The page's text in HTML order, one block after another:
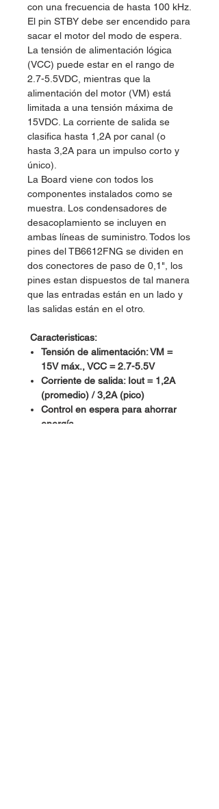
con una frecuencia de hasta 100 kHz.
El pin STBY debe ser encendido para
sacar el motor del modo de espera.
La tensión de alimentación lógica
(VCC) puede estar en el rango de
2.7-5.5VDC, mientras que la
alimentación del motor (VM) está
limitada a una tensión máxima de
15VDC. La corriente de salida se
clasifica hasta 1,2A por canal (o
hasta 3,2A para un impulso corto y
único).
La Board viene con todos los
componentes instalados como se
muestra. Los condensadores de
desacoplamiento se incluyen en
ambas líneas de suministro. Todos los
pines del TB6612FNG se dividen en
dos conectores de paso de 0,1", los
pines estan dispuestos de tal manera
que las entradas están en un lado y
las salidas están en el otro.
Caracteristicas:
Tensión de alimentación: VM =
15V máx., VCC = 2.7-5.5V
Corriente de salida: Iout = 1,2A
(promedio) / 3,2A (pico)
Control en espera para ahorrar
energía